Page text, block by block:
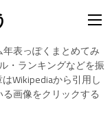
表っぽくまとめてみ
・ランキングなどを振
Wikipediaから引用し
画像をクリックする